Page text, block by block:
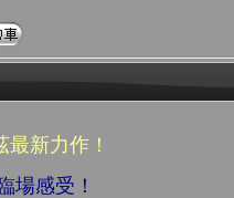
新力作！
場感受！